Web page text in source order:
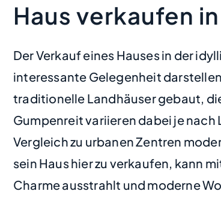
Haus verkaufen
Der Verkauf eines Hauses in der
interessante Gelegenheit
traditionelle Landhäuser gebaut,
Gumpenreit variieren dabei je nach
Vergleich zu urbanen Zentren
sein Haus hier zu verkaufen, kann
Charme ausstrahlt und moderne